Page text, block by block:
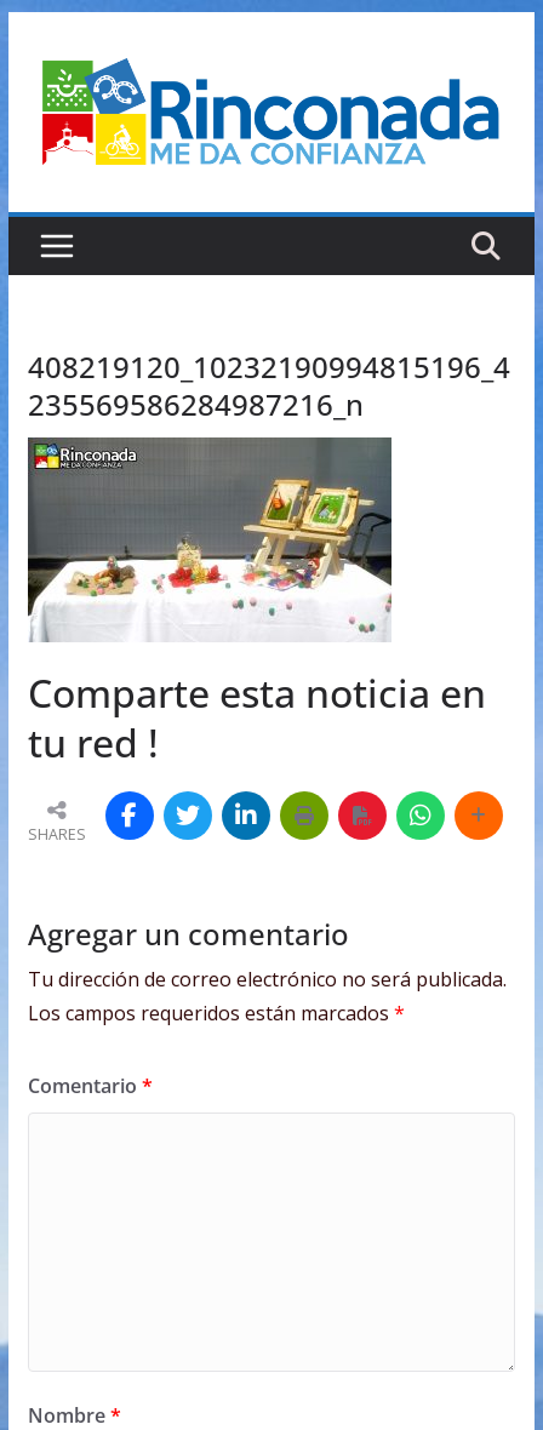
contenido
408219120_10232190994815196_4
235569586284987216_n
Comparte esta noticia en
tu red !
SHARES
Agregar un comentario
Tu dirección de correo electrónico no será publicada.
Los campos requeridos están marcados *
Comentario *
Nombre*